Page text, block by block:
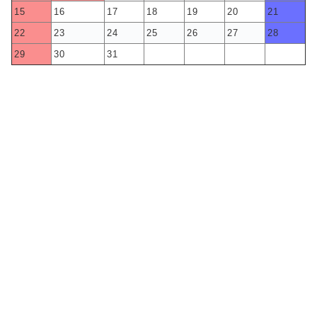
15
16 17 18 19 20
21
22
23 24 25 26 27
28
29
30 31